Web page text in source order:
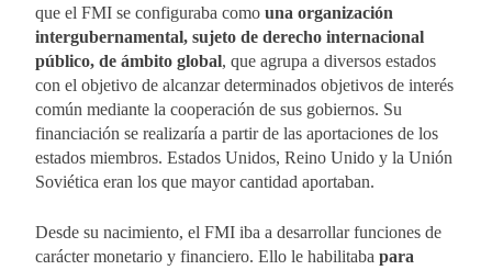
que el FMI se configuraba como una organización
intergubernamental, sujeto de derecho internacional
público, de ámbito global, que agrupa a diversos estados
con el objetivo de alcanzar determinados objetivos de interés
común mediante la cooperación de sus gobiernos. Su
financiación se realizaría a partir de las aportaciones de los
estados miembros. Estados Unidos, Reino Unido y la Unión
Soviética eran los que mayor cantidad aportaban.
Desde su nacimiento, el FMI iba a desarrollar funciones de
carácter monetario y financiero. Ello le habilitaba para